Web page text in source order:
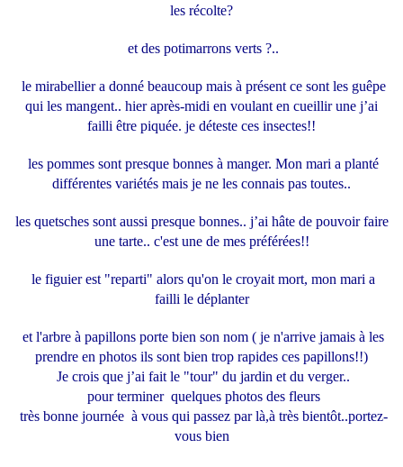
les récolte?
et des potimarrons verts ?..
le mirabellier a donné beaucoup mais à présent ce sont les guêpe
qui les mangent.. hier après-midi en voulant en cueillir une j’ai
failli être piquée. je déteste ces insectes!!
les pommes sont presque bonnes à manger. Mon mari a planté
différentes variétés mais je ne les connais pas toutes..
les quetsches sont aussi presque bonnes.. j’ai hâte de pouvoir faire
une tarte.. c'est une de mes préférées!!
le figuier est "reparti" alors qu'on le croyait mort, mon mari a
failli le déplanter
et l'arbre à papillons porte bien son nom ( je n'arrive jamais à les
prendre en photos ils sont bien trop rapides ces papillons!!)
Je crois que j’ai fait le "tour" du jardin et du verger..
pour terminer quelques photos des fleurs
très bonne journée à vous qui passez par là,à très bientôt..portez-
vous bien